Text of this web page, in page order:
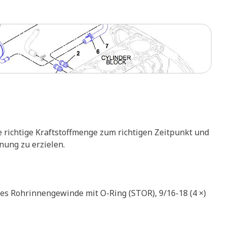
richtige Kraftstoffmenge zum richtigen Zeitpunkt und
zu erzielen.
Rohrinnengewinde mit O-Ring (STOR), 9/16-18 (4 ×)